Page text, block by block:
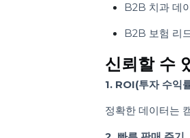
B2B 리드
4. 틈새시장 확
산업별 데이